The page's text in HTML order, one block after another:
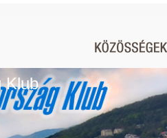
Klub